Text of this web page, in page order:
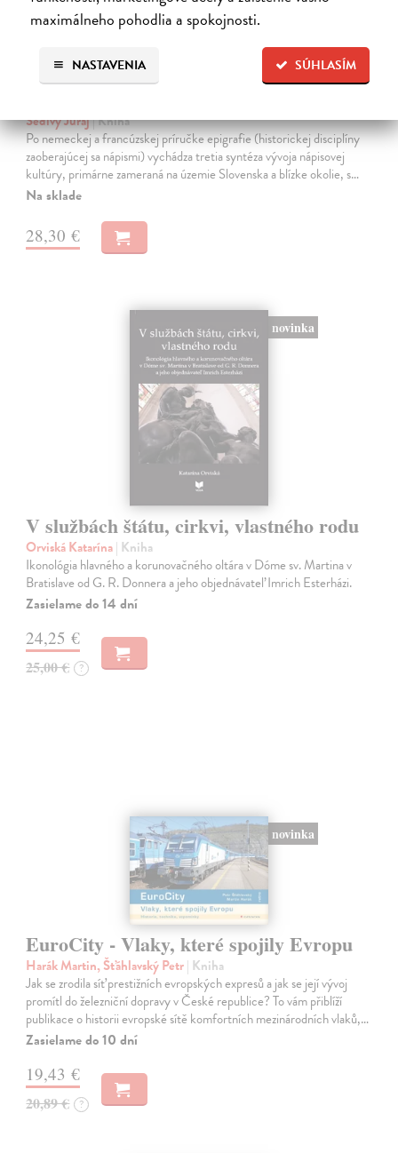
maximálneho pohodlia a spokojnosti.
SÚHLASÍM
NASTAVENIA
Šedivý Juraj| Kniha
Po nemeckej a francúzskej príručke epigrafie (historickej disciplíny
zaoberajúcej sa nápismi) vychádza tretia syntéza vývoja nápisovej
kultúry, primárne zameraná na územie Slovenska a blízke okolie, s…
Na sklade
28,30 €
novinka
V službách štátu, cirkvi, vlastného rodu
Orviská Katarína| Kniha
Ikonológia hlavného a korunovačného oltára v Dóme sv. Martina v
Bratislave od G. R. Donnera a jeho objednávateľ Imrich Esterházi.
Zasielame do 14 dní
24,25 €
25,00 € ?
novinka
EuroCity - Vlaky, které spojily Evropu
Harák Martin, Šťáhlavský Petr| Kniha
Jak se zrodila síť prestižních evropských expresů a jak se její vývoj
promítl do železniční dopravy v České republice? To vám přiblíží
publikace o historii evropské sítě komfortních mezinárodních vlaků,…
Zasielame do 10 dní
19,43 €
20,89 € ?